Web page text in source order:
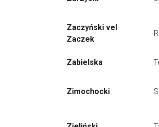
Zaczyński vel
Zaczek
Zabielska
Zimochocki